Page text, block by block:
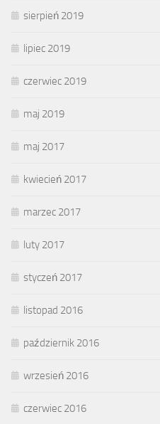
sierpień 2019
lipiec 2019
czerwiec 2019
maj 2019
maj 2017
kwiecień 2017
marzec 2017
luty 2017
styczeń 2017
listopad 2016
październik 2016
wrzesień 2016
czerwiec 2016